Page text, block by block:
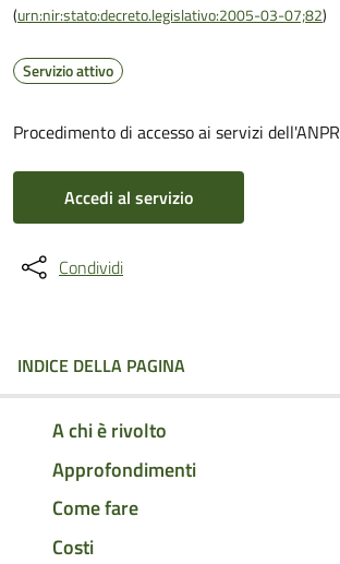
(urn:nir:stato:decreto.legislativo:2005-03-07;82)
Servizio attivo
Procedimento di accesso ai servizi dell'ANPR
Accedi al servizio
Condividi
INDICE DELLA PAGINA
A chi è rivolto
Approfondimenti
Come fare
Costi